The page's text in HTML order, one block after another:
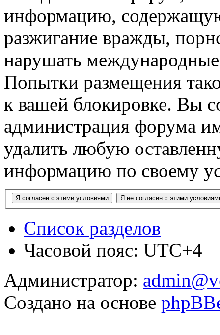
информацию, содержащую
разжигание вражды,
нарушать
Попытки размещения
к вашей блокировке. Вы
администрация форума
удалить любую
информацию по своему
Список разделов
Часовой пояс: UTC+4
Администратор:
Создано на основе